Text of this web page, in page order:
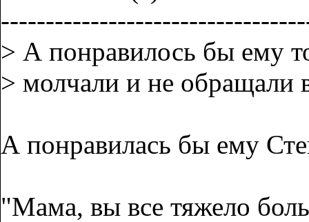
> А понравилось бы ему
> молчали и не обращали
А понравилась бы ему
"Мама, вы все тяжело